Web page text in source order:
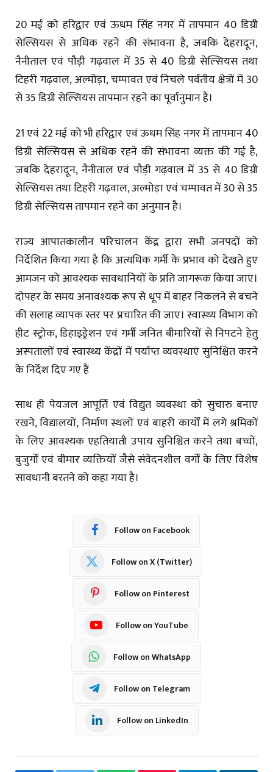
20 मई को हरिद्वार एवं ऊधम सिंह नगर में तापमान 40 डिग्री
सेल्सियस से अधिक रहने की संभावना है, जबकि देहरादून,
नैनीताल एवं पौड़ी गढ़वाल में 35 से 40 डिग्री सेल्सियस तथा
टिहरी गढ़वाल, अल्मोड़ा, चम्पावत एवं निचले पर्वतीय क्षेत्रों में 30
से 35 डिग्री सेल्सियस तापमान रहने का पूर्वानुमान है।
21 एवं 22 मई को भी हरिद्वार एवं ऊधम सिंह नगर में तापमान 40
डिग्री सेल्सियस से अधिक रहने की संभावना व्यक्त की गई है,
जबकि देहरादून, नैनीताल एवं पौड़ी गढ़वाल में 35 से 40 डिग्री
सेल्सियस तथा टिहरी गढ़वाल, अल्मोड़ा एवं चम्पावत में 30 से 35
डिग्री सेल्सियस तापमान रहने का अनुमान है।
राज्य आपातकालीन परिचालन केंद्र द्वारा सभी जनपदों को
निर्देशित किया गया है कि अत्यधिक गर्मी के प्रभाव को देखते हुए
आमजन को आवश्यक सावधानियों के प्रति जागरूक किया जाए।
दोपहर के समय अनावश्यक रूप से धूप में बाहर निकलने से बचने
की सलाह व्यापक स्तर पर प्रचारित की जाए। स्वास्थ्य विभाग को
हीट स्ट्रोक, डिहाइड्रेशन एवं गर्मी जनित बीमारियों से निपटने हेतु
अस्पतालों एवं स्वास्थ्य केंद्रों में पर्याप्त व्यवस्थाएं सुनिश्चित करने
के निर्देश दिए गए हैं
साथ ही पेयजल आपूर्ति एवं विद्युत व्यवस्था को सुचारु बनाए
रखने, विद्यालयों, निर्माण स्थलों एवं बाहरी कार्यों में लगे श्रमिकों
के लिए आवश्यक एहतियाती उपाय सुनिश्चित करने तथा बच्चों,
बुजुर्गों एवं बीमार व्यक्तियों जैसे संवेदनशील वर्गों के लिए विशेष
सावधानी बरतने को कहा गया है।
Follow on Facebook
Follow on X (Twitter)
Follow on Pinterest
Follow on YouTube
Follow on WhatsApp
Follow on Telegram
Follow on LinkedIn